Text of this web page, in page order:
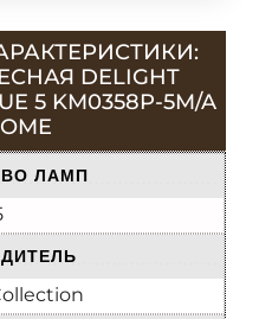
DELIGHT
5 KM0358P-5M/A
ЛАМП